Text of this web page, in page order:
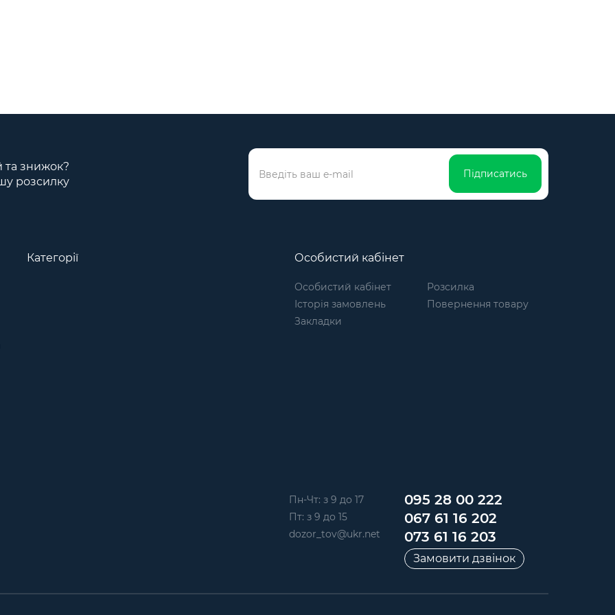
та знижок?
розсилку
Підписатись
Категорії Особистий кабінет
Особистий кабінет
Історія замовлень
Закладки
Розсилка
Повернення товару
Пн-Чт: з 9 до 17
Пт: з 9 до 15
dozor_tov@ukr.net
095 28 00 222
067 61 16 202
073 61 16 203
Замовити дзвінок